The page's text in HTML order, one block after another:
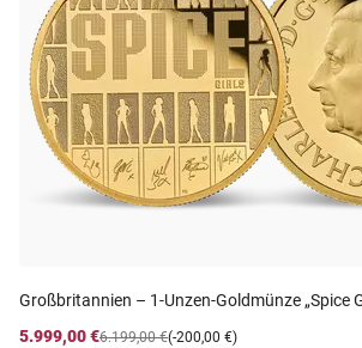
Großbritannien – 1-Unzen-Goldmünze „Spice
5.999,00 €
(-200,00 €)
6.199,00 €